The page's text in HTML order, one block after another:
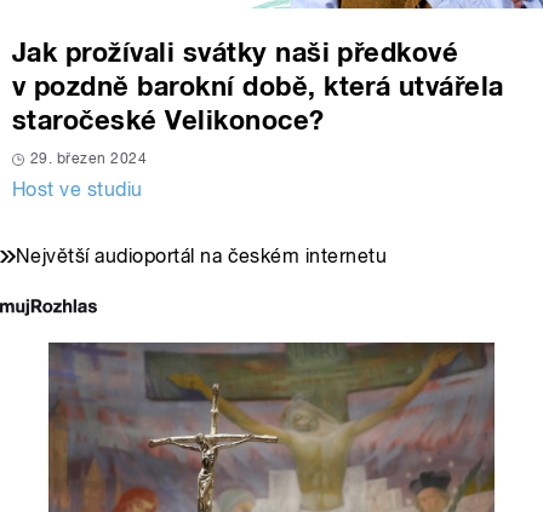
Jak prožívali svátky naši předkové
v pozdně barokní době, která utvářela
staročeské Velikonoce?
29. březen 2024
Host ve studiu
Největší audioportál na českém internetu